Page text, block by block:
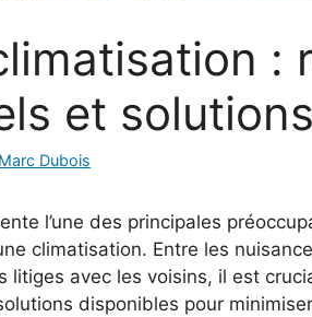
:
et
Marc Dubois
l’une des principales
climatisation. Entre les
litiges avec les voisins, il est
disponibles pour